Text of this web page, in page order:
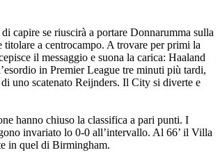
capire se riuscirà a portare Donnarumma sulla
a centrocampo. A trovare per primi la
il messaggio e suona la carica: Haaland
in Premier League tre minuti più tardi,
uno scatenato Reijnders. Il City si diverte e
hanno chiuso la classifica a pari punti. I
invariato lo 0-0 all’intervallo. Al 66’ il Villa
in quel di Birmingham.